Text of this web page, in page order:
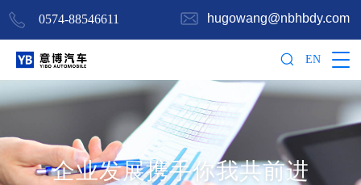
0574-88546611 hugowang@nbhbdy.com
EN
企业发展携手你我共前进